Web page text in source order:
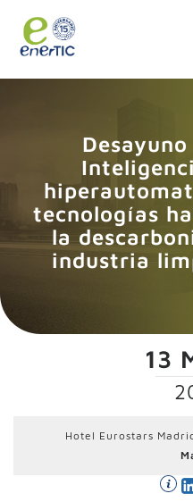
tecnologías
la
industria
13
Hotel Eurostars